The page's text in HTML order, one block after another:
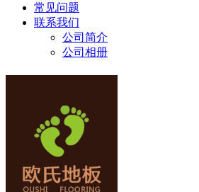
常见问题
联系我们
公司简介
公司相册